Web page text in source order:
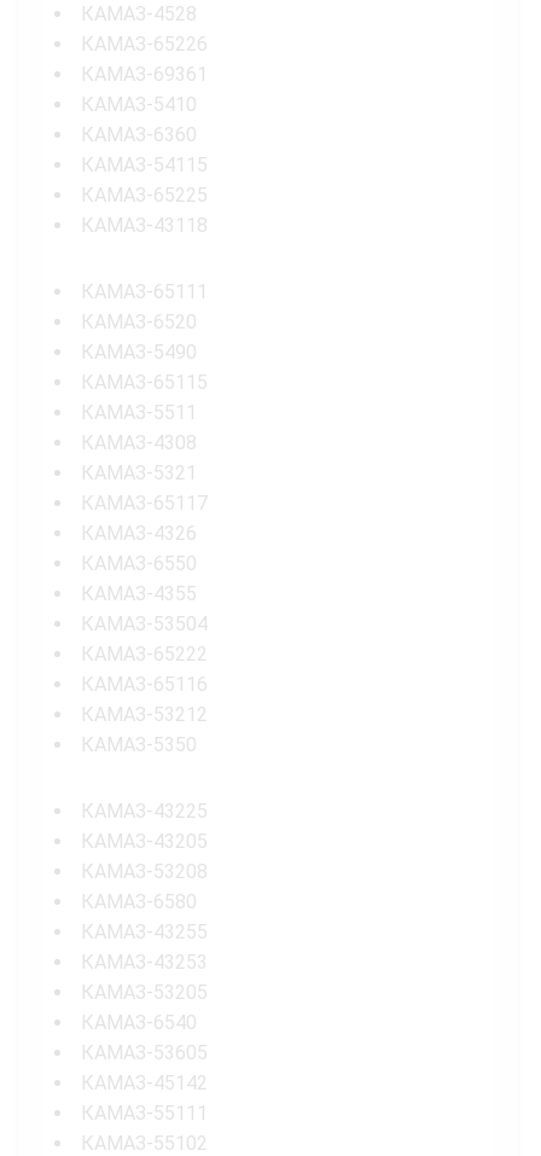
КАМАЗ-4528
КАМАЗ-65226
КАМАЗ-69361
КАМАЗ-5410
КАМАЗ-6360
КАМАЗ-54115
КАМАЗ-65225
КАМАЗ-43118
КАМАЗ-65111
КАМАЗ-6520
КАМАЗ-5490
КАМАЗ-65115
КАМАЗ-5511
КАМАЗ-4308
КАМАЗ-5321
КАМАЗ-65117
КАМАЗ-4326
КАМАЗ-6550
КАМАЗ-4355
КАМАЗ-53504
КАМАЗ-65222
КАМАЗ-65116
КАМАЗ-53212
КАМАЗ-5350
КАМАЗ-43225
КАМАЗ-43205
КАМАЗ-53208
КАМАЗ-6580
КАМАЗ-43255
КАМАЗ-43253
КАМАЗ-53205
КАМАЗ-6540
КАМАЗ-53605
КАМАЗ-45142
КАМАЗ-55111
КАМАЗ-55102